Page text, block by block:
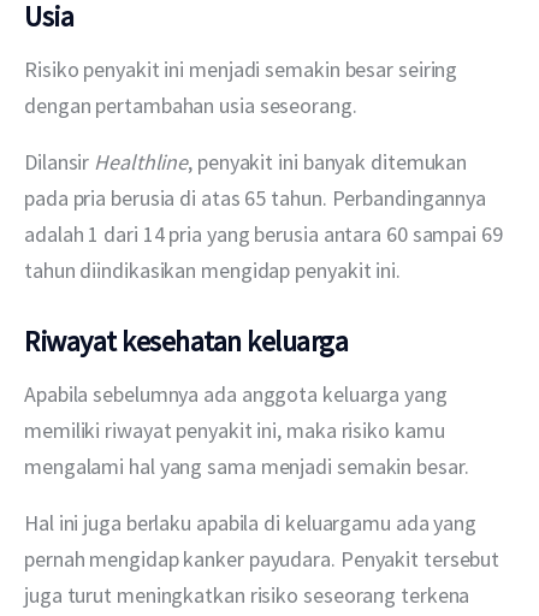
Usia
Risiko penyakit ini menjadi semakin besar seiring
dengan pertambahan usia seseorang.
Dilansir Healthline, penyakit ini banyak ditemukan
pada pria berusia di atas 65 tahun. Perbandingannya
adalah 1 dari 14 pria yang berusia antara 60 sampai 69
tahun diindikasikan mengidap penyakit ini.
Riwayat kesehatan keluarga
Apabila sebelumnya ada anggota keluarga yang
memiliki riwayat penyakit ini, maka risiko kamu
mengalami hal yang sama menjadi semakin besar.
Hal ini juga berlaku apabila di keluargamu ada yang
pernah mengidap kanker payudara. Penyakit tersebut
juga turut meningkatkan risiko seseorang terkena